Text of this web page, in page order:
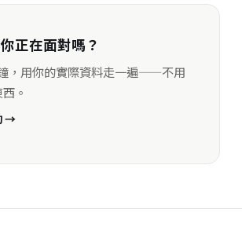
正在面對嗎？
，用你的實際資料走一遍——不用
。
→